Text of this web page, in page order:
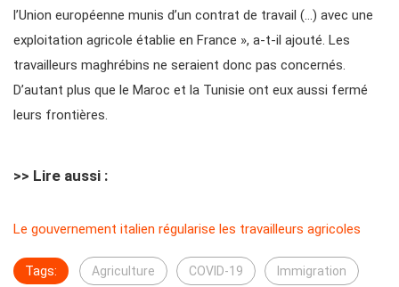
l’Union européenne munis d’un contrat de travail (…) avec une
exploitation agricole établie en France », a-t-il ajouté. Les
travailleurs maghrébins ne seraient donc pas concernés.
D’autant plus que le Maroc et la Tunisie ont eux aussi fermé
leurs frontières.
>> Lire aussi :
Le gouvernement italien régularise les travailleurs agricoles
Tags: Agriculture COVID-19 Immigration